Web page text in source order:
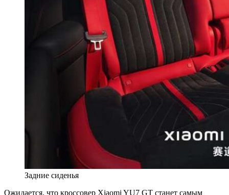
Задние сиденья
Ожидается, что кроссовер Xiaomi YU7 GT станет самым